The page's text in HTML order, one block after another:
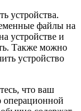
устройства.
файлы на
устройстве и
Также можно
устройство
что ваш
операционной